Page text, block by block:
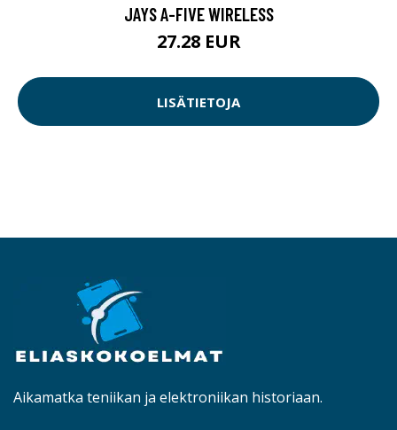
JAYS A-FIVE WIRELESS
27.28 EUR
LISÄTIETOJA
Aikamatka teniikan ja elektroniikan historiaan.